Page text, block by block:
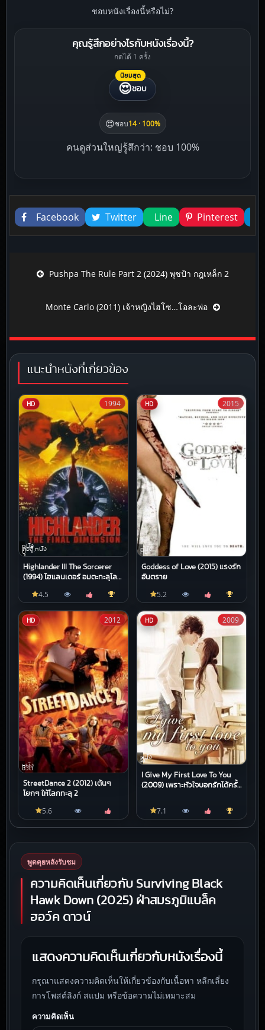
ชอบหนังเรื่องนี้หรือไม่?
คุณรู้สึกอย่างไรกับหนังเรื่องนี้?
กดได้ 1 ครั้ง
นิยมสุด
😍ชอบ
😍ชอบ14 · 100%
คนดูส่วนใหญ่รู้สึกว่า: ชอบ 100%
Liked this
Facebook
Twitter Line Pinterest
Post navigationPushpa The Rule Part 2 (2024) พุชป้า กฎเหล็ก 2
Monte Carlo (2011) เจ้าหญิงไฮโซ…โอละพ่อ
แนะนำหนังที่เกี่ยวข้อง
HD
หนัง
ต่อสู้,หนัง
บู๊
Highlander III The Sorcerer
(1994) ไฮแลนเดอร์ อมตะทะลุโลก
1994
4.5
HD
หนัง
HD
Goddess of Love (2015) แรงรัก
อันตราย
2015
5.2
HD
หนัง
ชีวิต
StreetDance 2 (2012) เต้นๆ
โยกๆ ให้โลกทะลุ 2
2012
5.6
HD
หนัง
รัก
I Give My First Love To You
(2009) เพราะหัวใจบอกรักได้ครั้ง
2009
7.1
พูดคุยหลังรับชม
ความคิดเห็นเกี่ยวกับ Surviving Black
Hawk Down (2025) ฝ่าสมรภูมิแบล็ค
ฮอว์ค ดาวน์
แสดงความคิดเห็นเกี่ยวกับหนังเรื่องนี้
กรุณาแสดงความคิดเห็นให้เกี่ยวข้องกับเนื้อหา หลีกเลี่ยง
การโพสต์ลิงก์ สแปม หรือข้อความไม่เหมาะสม
ความคิดเห็น